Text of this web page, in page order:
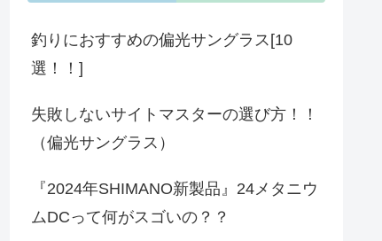
釣りにおすすめの偏光サングラス[10
選！！]
失敗しないサイトマスターの選び方！！
（偏光サングラス）
『2024年SHIMANO新製品』24メタニウ
ムDCって何がスゴいの？？